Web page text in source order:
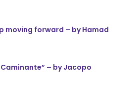
moving forward – by Hamad
– by Jacopo